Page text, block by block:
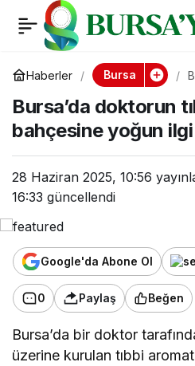
Haberler Bursa
Bursa’da doktorun
bahçesine yoğun ilgi
28 Haziran 2025, 10:56
16:33 güncellendi
Google'da Abone Ol
0 Paylaş Beğen
Bursa’da bir doktor
üzerine kurulan tıbbi
Bursa’da doktorun
tıbbi aromatik
bahçesine yoğun ilgi